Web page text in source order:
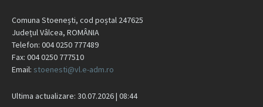
Comuna Stoenești, cod poștal 247625
Județul Vâlcea, ROMÂNIA
Telefon: 004 0250 777489
Fax: 004 0250 777510
Email: stoenesti@vl.e-adm.ro
Ultima actualizare: 30.07.2026 | 08:44